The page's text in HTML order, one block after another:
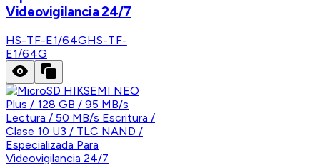
Videovigilancia 24/7
HS-TF-E1/64GHS-TF-
E1/64G